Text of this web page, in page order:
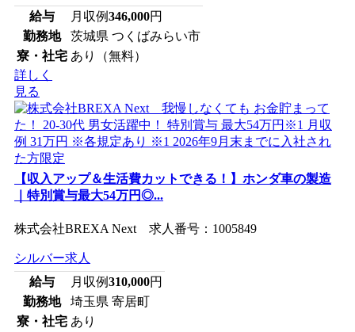
給与
月収例346,000円
勤務地
茨城県 つくばみらい市
寮・社宅 あり（無料）
詳しく
見る
【収入アップ＆生活費カットできる！】ホンダ車の製造
｜特別賞与最大54万円◎...
株式会社BREXA Next 求人番号：1005849
シルバー求人
給与
月収例310,000円
勤務地
埼玉県 寄居町
寮・社宅 あり